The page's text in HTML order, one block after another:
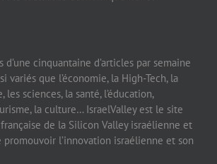
cinquantaine d’articles par semaine
variés que l’économie, la High-Tech, la
les sciences, la santé, l’éducation,
la culture… IsraelValley est le site
de la Silicon Valley israélienne et
l’innovation israélienne et son